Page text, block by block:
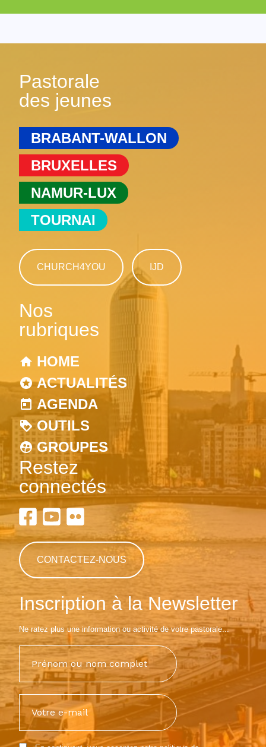
Pastorale
des jeunes
BRABANT-WALLON
BRUXELLES
NAMUR-LUX
TOURNAI
CHURCH4YOU IJD
Nos
rubriques
HOME
ACTUALITÉS
AGENDA
OUTILS
GROUPES
Restez
connectés
CONTACTEZ-NOUS
Inscription à la Newsletter
Ne ratez plus une information ou activité de votre pastorale...